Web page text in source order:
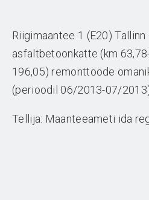
Riigimaantee 1 (E20) Tallinn
asfaltbetoonkatte (km
196,05) remonttööde
(perioodil 06/2013-07/
Tellija: Maanteeameti ida